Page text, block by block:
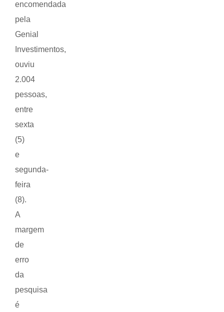
encomendada
pela
Genial
Investimentos,
ouviu
2.004
pessoas,
entre
sexta
(5)
e
segunda-
feira
(8).
A
margem
de
erro
da
pesquisa
é